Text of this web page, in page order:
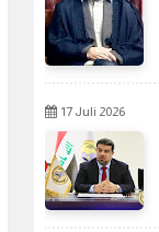
17 Juli 2026